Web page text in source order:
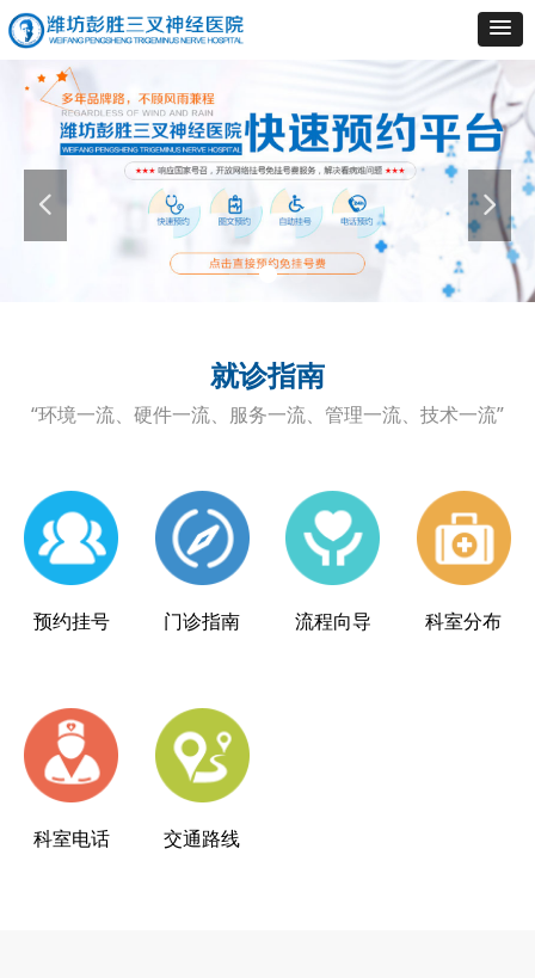
넳 넲
预约挂号
就诊指南
“环境一流、硬件一流、服务一流、管理一流、技术一流”
门诊指南 流程向导 科室分布
科室电话 交通路线